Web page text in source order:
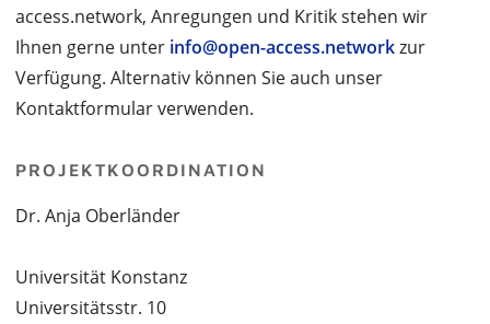
access.network, Anregungen und Kritik stehen wir
Ihnen gerne unter info@open-access.networkzur
Verfügung. Alternativ können Sie auch unser
Kontaktformular verwenden.
PROJEKTKOORDINATION
Dr. Anja Oberländer
Universität Konstanz
Universitätsstr. 10